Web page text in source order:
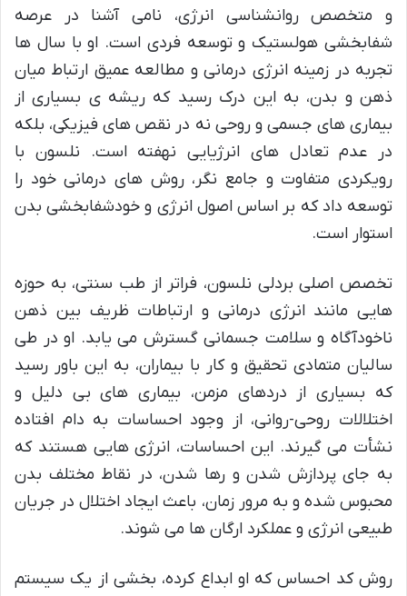
و متخصص روانشناسی انرژی، نامی آشنا در عرصه
شفابخشی هولستیک و توسعه فردی است. او با سال ها
تجربه در زمینه انرژی درمانی و مطالعه عمیق ارتباط میان
ذهن و بدن، به این درک رسید که ریشه ی بسیاری از
بیماری های جسمی و روحی نه در نقص های فیزیکی، بلکه
در عدم تعادل های انرژیایی نهفته است. نلسون با
رویکردی متفاوت و جامع نگر، روش های درمانی خود را
توسعه داد که بر اساس اصول انرژی و خودشفابخشی بدن
استوار است.
تخصص اصلی بردلی نلسون، فراتر از طب سنتی، به حوزه
هایی مانند انرژی درمانی و ارتباطات ظریف بین ذهن
ناخودآگاه و سلامت جسمانی گسترش می یابد. او در طی
سالیان متمادی تحقیق و کار با بیماران، به این باور رسید
که بسیاری از دردهای مزمن، بیماری های بی دلیل و
اختلالات روحی-روانی، از وجود احساسات به دام افتاده
نشأت می گیرند. این احساسات، انرژی هایی هستند که
به جای پردازش شدن و رها شدن، در نقاط مختلف بدن
محبوس شده و به مرور زمان، باعث ایجاد اختلال در جریان
طبیعی انرژی و عملکرد ارگان ها می شوند.
روش کد احساس که او ابداع کرده، بخشی از یک سیستم